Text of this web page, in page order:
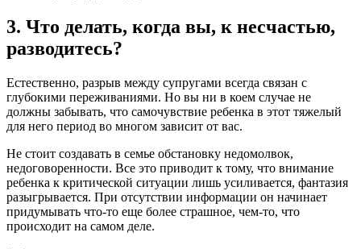
3. Что делать, когда вы, к несчастью,
разводитесь?
Естественно, разрыв между супругами всегда связан с
глубокими переживаниями. Но вы ни в коем случае не
должны забывать, что самочувствие ребенка в этот тяжелый
для него период во многом зависит от вас.
Не стоит создавать в семье обстановку недомолвок,
недоговоренности. Все это приводит к тому, что внимание
ребенка к критической ситуации лишь усиливается, фантазия
разыгрывается. При отсутствии информации он начинает
придумывать что-то еще более страшное, чем-то, что
происходит на самом деле.